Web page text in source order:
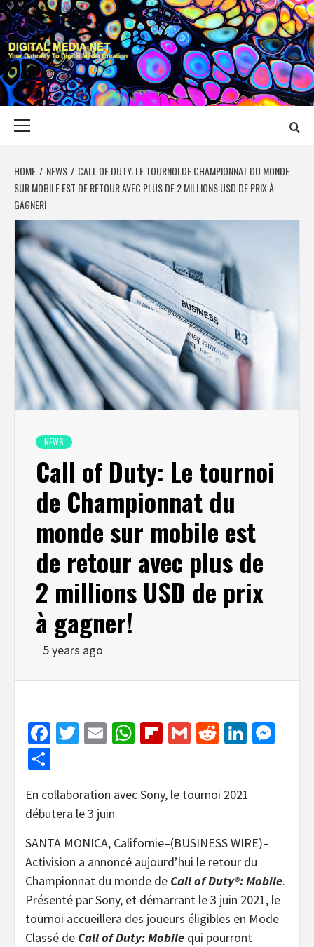
Skip
to
content
DIGITAL MEDIA
YOUR GATEWAY TO DIGITAL MEDIA CREATION
HOME NEWS
CALL OF DUTY: LE TOURNOI DE CHAMPIONNAT DU MONDE
SUR MOBILE EST DE RETOUR AVEC PLUS DE 2 MILLIONS USD DE PRIX À
GAGNER!
NEWS
Call of Duty: Le tournoi
de Championnat du
monde sur mobile est
de retour avec plus de
2 millions USD de prix
à gagner!
5 years ago
Facebook
Twitter
EmailWhatsApp
Flipboard
GmailReddit
En collaboration avec Sony, le tournoi 2021
débutera le 3 juin
SANTA MONICA, Californie–(BUSINESS WIRE)–
Activision a annoncé aujourd’hui le retour du
Championnat du monde de Call of Duty®: Mobile.
Présenté par Sony, et démarrant le 3 juin 2021, le
tournoi accueillera des joueurs éligibles en Mode
Classé de Call of Duty: Mobile qui pourront